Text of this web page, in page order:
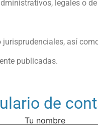
legales o
así
publicadas.
de
Tu nombre